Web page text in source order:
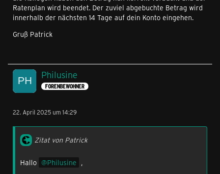
Ratenplan wird beendet. Der zuviel abgebuchte Betrag wird
innerhalb der nächsten 14 Tage auf dein Konto eingehen.
Gruß Patrick
Philusine
FORENBEWOHNER
22. April 2025 um 14:29
Zitat von Patrick
Hallo Philusine ,